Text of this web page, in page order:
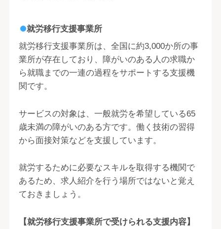
就労移行支援事業所
就労移行支援事業所は、全国に約3,000か所の事
業所が存在しており、障がいのある人の求職か
ら就職までの一連の過程をサポートする支援機
関です。
サービスの対象は、一般就労を希望している65
歳未満の障がいのある方です。働く技術の習得
から面接対策などを支援しています。
就労するために必要なスキルを取得する機関で
あるため、求人紹介を行う場所ではないと覚え
ておきましょう。
【就労移行支援事業所で受けられる支援内容】